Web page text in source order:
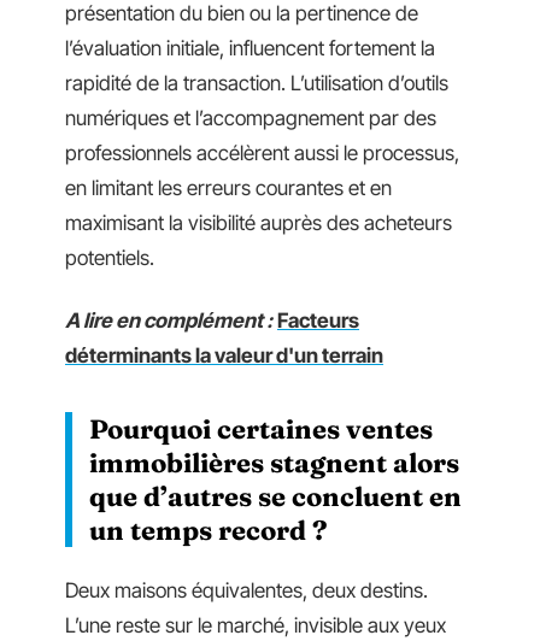
présentation du bien ou la pertinence de
l’évaluation initiale, influencent fortement la
rapidité de la transaction. L’utilisation d’outils
numériques et l’accompagnement par des
professionnels accélèrent aussi le processus,
en limitant les erreurs courantes et en
maximisant la visibilité auprès des acheteurs
potentiels.
A lire en complément : Facteurs
déterminants la valeur d'un terrain
Pourquoi certaines ventes
immobilières stagnent alors
que d’autres se concluent en
un temps record ?
Deux maisons équivalentes, deux destins.
L’une reste sur le marché, invisible aux yeux